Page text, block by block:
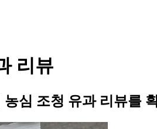
리뷰
심 조청 유과 리뷰를